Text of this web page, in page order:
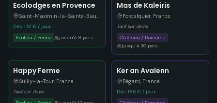
Ecolodges en Provence
Saint-Maximin-la-Sainte-Baume France
Dès 172 € / jour
Écolieu / Ferme
jusqu'à 8 pers.
Mas de Kaleiris
Forcalquier, France
Tarif sur devis
Château / Domaine
jusqu'à 30 pers.
Happy Ferme
Suilly-la-Tour, France
Tarif sur devis
Ker an Avalenn
Bégard, France
Dès 165 € / jour